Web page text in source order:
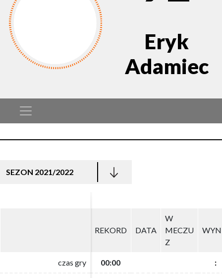
Eryk
Adamiec
SEZON 2021/2022
REKORD DATA
W
MECZU
Z
czas gry 00:00 :
REKORD DATA
W
MECZU
Z
czas gry 00:00 :